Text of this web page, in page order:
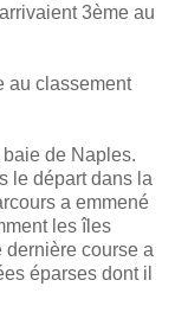
3ème au
au classement
baie de Naples.
le départ dans la
a emmené
les îles
dernière course a
éparses dont il